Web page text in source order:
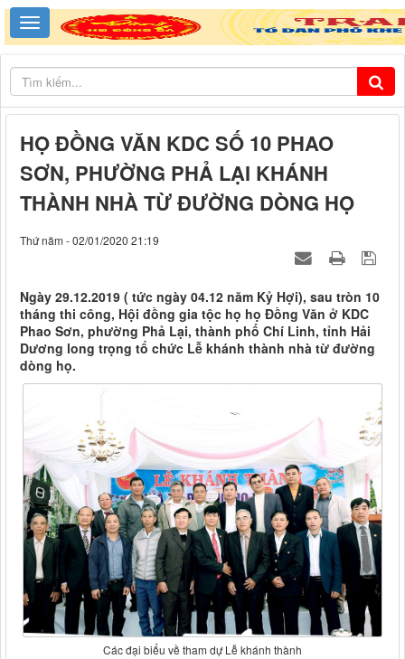
HỌ ĐỒNG VĂN KDC SỐ 10 PHAO
SƠN, PHƯỜNG PHẢ LẠI KHÁNH
THÀNH NHÀ TỪ ĐƯỜNG DÒNG HỌ
Thứ năm - 02/01/2020 21:19
Ngày 29.12.2019 ( tức ngày 04.12 năm Kỷ Hợi), sau tròn 10
tháng thi công, Hội đồng gia tộc họ họ Đồng Văn ở KDC
Phao Sơn, phường Phả Lại, thành phố Chí Linh, tỉnh Hải
Dương long trọng tổ chức Lễ khánh thành nhà từ đường
dòng họ.
Các đại biểu về tham dự Lễ khánh thành